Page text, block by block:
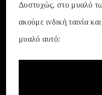
Δυστυχώς, στο μυαλό
ακούμε ινδική ταινία
μυαλό αυτό: